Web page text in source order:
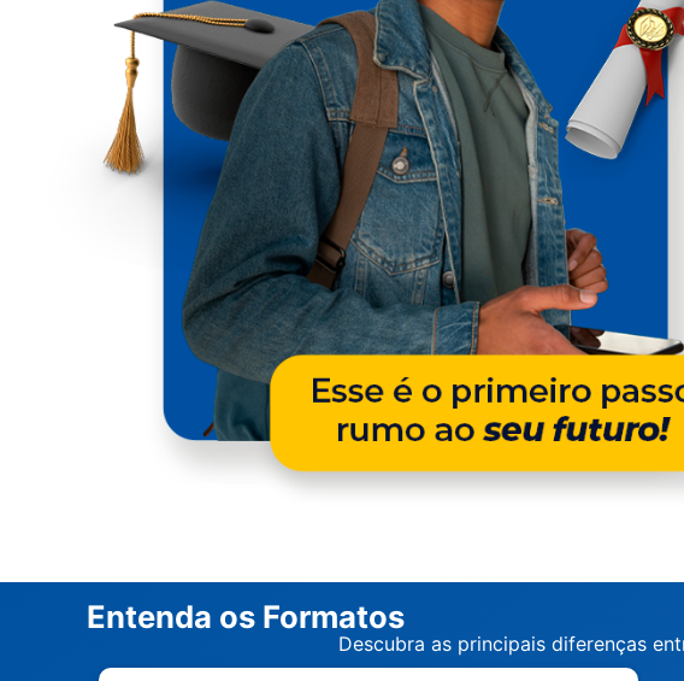
Entenda os Formatos
Descubra as principais diferenças